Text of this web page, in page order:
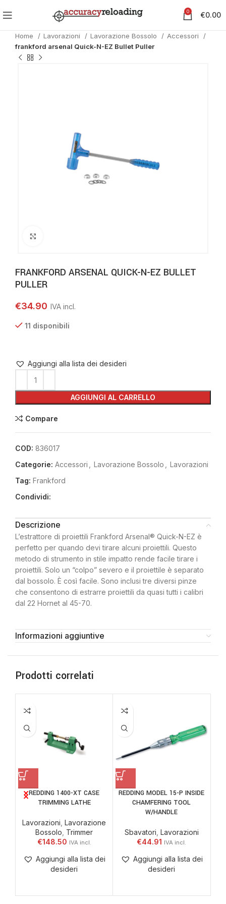
0 €0.00
Home Lavorazioni Lavorazione Bossolo
Accessori
frankford arsenal Quick-N-EZ Bullet Puller
FRANKFORD ARSENAL QUICK-N-EZ BULLET
PULLER
€34.90
11 disponibili
AGGIUNGI AL CARRELLO
Aggiungi alla lista dei desideri
Compare
COD: 836017
Categorie: Accessori Lavorazione Bossolo
Lavorazioni
Tag: Frankford
Condividi:
Descrizione
L’estrattore di proiettili Frankford Arsenal® Quick-N-EZ è
perfetto per quando devi tirare alcuni proiettili. Questo
metodo di strumento in stile impatto rende facile tirare i
proiettili. Solo un “colpo” severo e il proiettile è separato
dal bossolo. È così facile. Sono inclusi tre diversi pinze
che consentono di estrarre proiettili da quasi tutti i calibri
dal 22 Hornet al 45-70.
Informazioni aggiuntive
Prodotti correlati
REDDING 1400-XT CASE
TRIMMING LATHE
Lavorazioni Lavorazione
Bossolo Trimmer
€148.50
Aggiungi alla lista dei
desideri
REDDING MODEL 15-P INSIDE
CHAMFERING TOOL
W/HANDLE
Sbavatori Lavorazioni
€44.91
Aggiungi alla lista dei
desideri